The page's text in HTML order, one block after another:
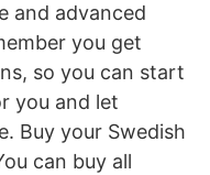
and advanced
you get
so you can start
you and let
Buy your Swedish
can buy all